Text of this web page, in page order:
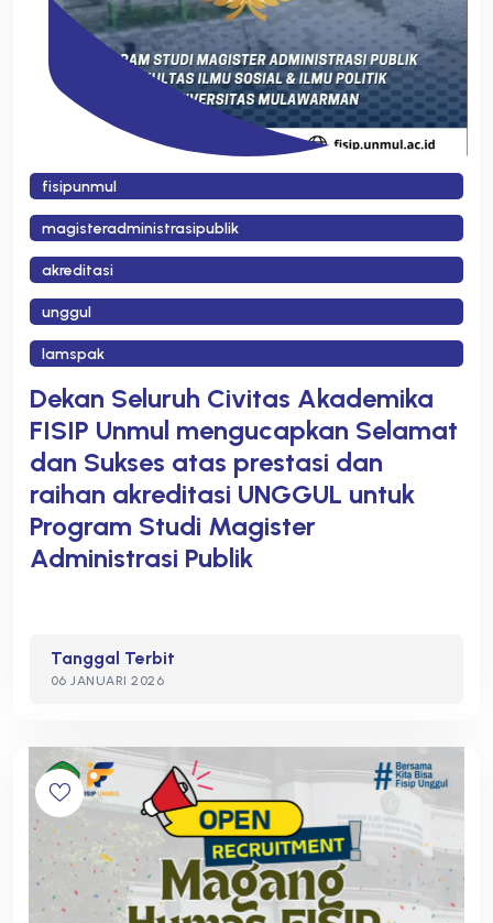
fisipunmul
magisteradministrasipublik
akreditasi
unggul
lamspak
Dekan Seluruh Civitas Akademika
FISIP Unmul mengucapkan Selamat
dan Sukses atas prestasi dan
raihan akreditasi UNGGUL untuk
Program Studi Magister
Administrasi Publik
Tanggal Terbit
06 JANUARI 2026